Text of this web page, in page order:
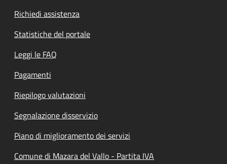
Richiedi assistenza
Statistiche del portale
Leggi le FAQ
Pagamenti
Riepilogo valutazioni
Segnalazione disservizio
Piano di miglioramento dei servizi
Comune di Mazara del Vallo - Partita IVA